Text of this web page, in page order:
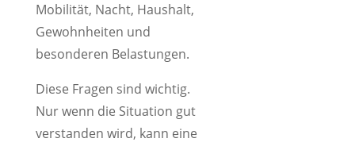
Mobilität, Nacht, Haushalt,
Gewohnheiten und
besonderen Belastungen.
Diese Fragen sind wichtig.
Nur wenn die Situation gut
verstanden wird, kann eine